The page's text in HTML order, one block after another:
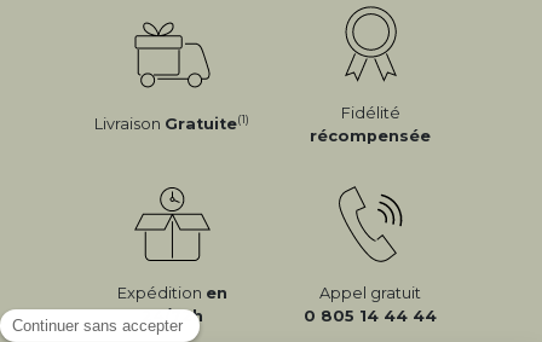
Livraison Gratuite(1)
Fidélité
récompensée
Expédition en
24/72h
Appel gratuit
0 805 14 44 44